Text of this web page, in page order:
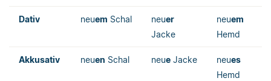
Dativ neuem Schal neuer
Jacke
neuem
Hemd
Akkusativ neuen Schal neue Jacke neues
Hemd